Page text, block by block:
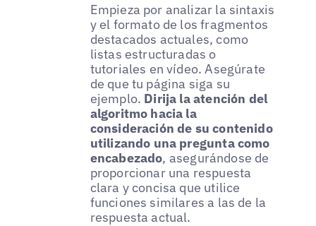
Empieza por analizar la sintaxis
y el formato de los fragmentos
destacados actuales, como
listas estructuradas o
tutoriales en vídeo. Asegúrate
de que tu página siga su
ejemplo. Dirija la atención del
algoritmo hacia la
consideración de su contenido
utilizando una pregunta como
encabezado, asegurándose de
proporcionar una respuesta
clara y concisa que utilice
funciones similares a las de la
respuesta actual.